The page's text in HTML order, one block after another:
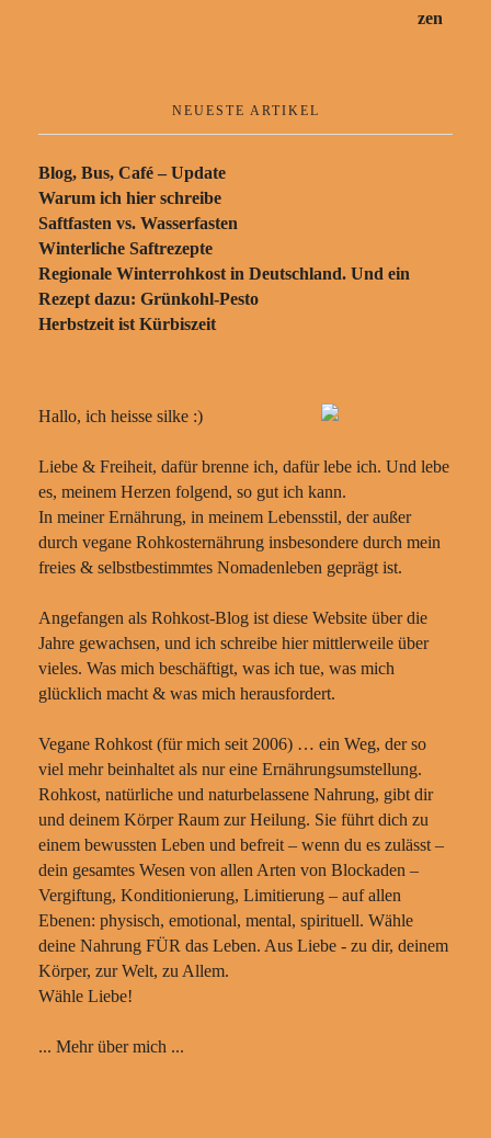
NEUESTE ARTIKEL
Blog, Bus, Café – Update
Warum ich hier schreibe
Saftfasten vs. Wasserfasten
Winterliche Saftrezepte
Regionale Winterrohkost in Deutschland. Und ein
Rezept dazu: Grünkohl-Pesto
Herbstzeit ist Kürbiszeit
Hallo, ich heisse silke :)
Liebe & Freiheit, dafür brenne ich, dafür lebe ich. Und lebe
es, meinem Herzen folgend, so gut ich kann.
In meiner Ernährung, in meinem Lebensstil, der außer
durch vegane Rohkosternährung insbesondere durch mein
freies & selbstbestimmtes Nomadenleben geprägt ist.
Angefangen als Rohkost-Blog ist diese Website über die
Jahre gewachsen, und ich schreibe hier mittlerweile über
vieles. Was mich beschäftigt, was ich tue, was mich
glücklich macht & was mich herausfordert.
Vegane Rohkost (für mich seit 2006) … ein Weg, der so
viel mehr beinhaltet als nur eine Ernährungsumstellung.
Rohkost, natürliche und naturbelassene Nahrung, gibt dir
und deinem Körper Raum zur Heilung. Sie führt dich zu
einem bewussten Leben und befreit – wenn du es zulässt –
dein gesamtes Wesen von allen Arten von Blockaden –
Vergiftung, Konditionierung, Limitierung – auf allen
Ebenen: physisch, emotional, mental, spirituell. Wähle
deine Nahrung FÜR das Leben. Aus Liebe - zu dir, deinem
Körper, zur Welt, zu Allem.
Wähle Liebe!
... Mehr über mich ...